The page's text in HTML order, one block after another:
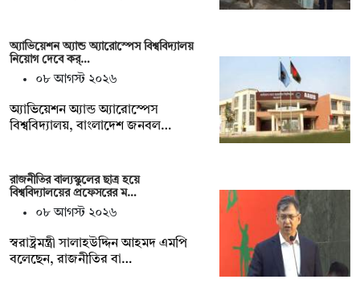
অ্যাভিয়েশন অ্যান্ড অ্যারোস্পেস বিশ্ববিদ্যালয়
নিয়োগ দেবে কর্…
০৮ আগস্ট ২০২৬
অ্যাভিয়েশন অ্যান্ড অ্যারোস্পেস
বিশ্ববিদ্যালয়, বাংলাদেশ জনবল…
রাজনীতির বাল্যস্কুলের ছাত্র হয়ে
বিশ্ববিদ্যালয়ের প্রফেসরের ম…
০৮ আগস্ট ২০২৬
স্বরাষ্ট্রমন্ত্রী সালাহউদ্দিন আহমদ এমপি
বলেছেন, রাজনীতির বা…